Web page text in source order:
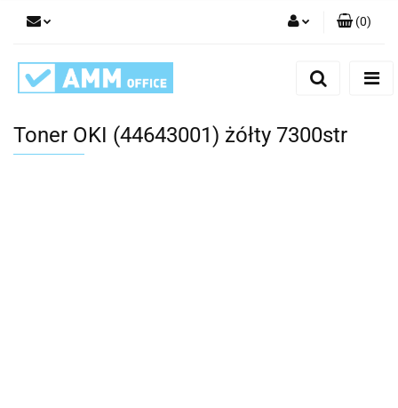
(0)
Toner OKI (44643001) żółty 7300str